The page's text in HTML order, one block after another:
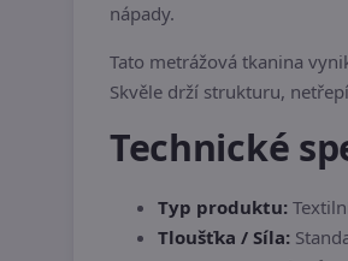
nápady.
Tato metrážová tkanina
Skvěle drží strukturu,
Technické
Typ produktu:
Tloušťka / Síla: